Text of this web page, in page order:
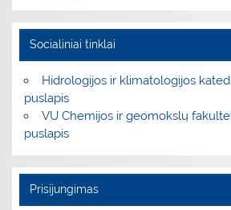
Socialiniai tinklai
Hidrologijos ir klimatologijos
puslapis
VU Chemijos ir geomokslų
puslapis
Prisijungimas